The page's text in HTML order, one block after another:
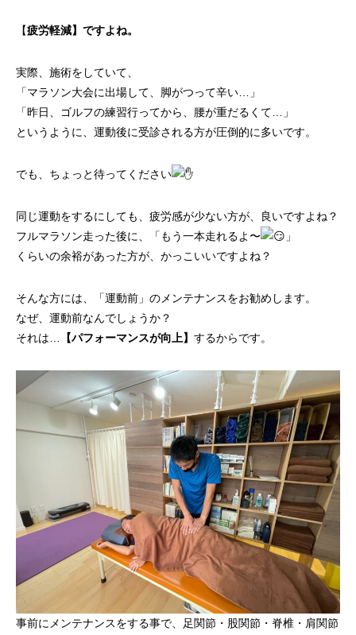
【疲労軽減】ですよね。
実際、施術をしていて、
「マラソン大会に出場して、脚がつって辛い…」
「昨日、ゴルフの練習行ってから、腰が重だるくて…」
というように、運動後に受診される方が圧倒的に多いです。
でも、ちょっと待ってください
同じ運動をするにしても、疲労感が少ない方が、良いですよね？
フルマラソン走った後に、「もう一本走れるよ〜
」
くらいの余裕があった方が、かっこいいですよね？
そんな方には、「運動前」のメンテナンスをお勧めします。
なぜ、運動前なんでしょうか？
それは…
【パフォーマンスが向上】 するからです。
事前にメンテナンスをする事で、足関節・股関節・脊椎・肩関節